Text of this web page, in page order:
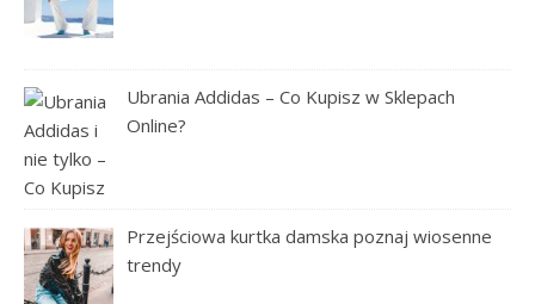
Ubrania Addidas – Co Kupisz w Sklepach
Online?
Przejściowa kurtka damska poznaj wiosenne
trendy